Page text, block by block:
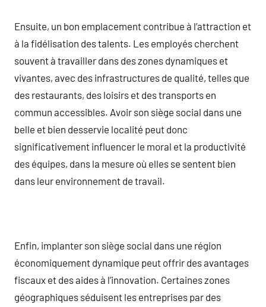
Ensuite, un bon emplacement contribue à l’attraction et
à la fidélisation des talents. Les employés cherchent
souvent à travailler dans des zones dynamiques et
vivantes, avec des infrastructures de qualité, telles que
des restaurants, des loisirs et des transports en
commun accessibles. Avoir son siège social dans une
belle et bien desservie localité peut donc
significativement influencer le moral et la productivité
des équipes, dans la mesure où elles se sentent bien
dans leur environnement de travail.
Enfin, implanter son siège social dans une région
économiquement dynamique peut offrir des avantages
fiscaux et des aides à l’innovation. Certaines zones
géographiques séduisent les entreprises par des